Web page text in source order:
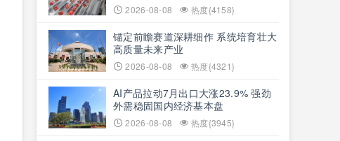
2026-08-08 热度{4158}
锚定前瞻赛道深耕细作 系统培育壮大
高质量未来产业
2026-08-08 热度{4321}
AI产品拉动7月出口大涨23.9% 强劲
外需稳固国内经济基本盘
2026-08-08 热度{3945}